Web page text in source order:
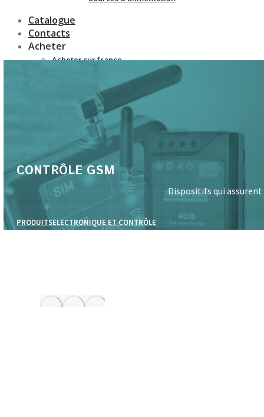
Catalogue
Contacts
Acheter
Acheter sur france-
CONTRÔLE GSM
Dispositifs qui
PRODUITSELECTRONIQUE ET CONTRÔLE